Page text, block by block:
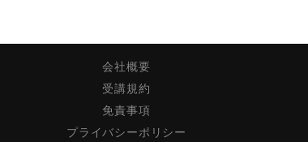
会社概要
受講規約
免責事項
プライバシーポリシー